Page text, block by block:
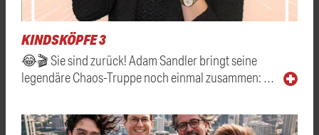
KINDSKÖPFE 3
😂🎬 Sie sind zurück! Adam Sandler bringt seine
legendäre Chaos-Truppe noch einmal zusammen: …